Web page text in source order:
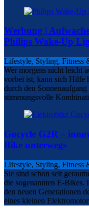
Werbung |
Philips Wake-Up
Lifestyle, Styling, Fitness
Wer morgens nicht leicht
vorbei ist, kann sich Hilfe
durch den
stimmungsvolle
Gocycle G2R –
Bike unterwegs
Lifestyle, Styling, Fitness
Sie sind schon seit
die sogenannten E-Bikes.
den neuen Generationen
eines kleinen